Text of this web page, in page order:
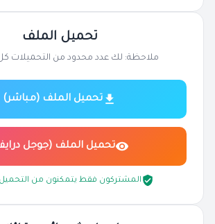
تحميل الملف
ملاحظة: لك عدد محدود من التحميلات كل 24
تحميل الملف (مباشر)
تحميل الملف (جوجل
المشتركون فقط يتمكنون من التحميل